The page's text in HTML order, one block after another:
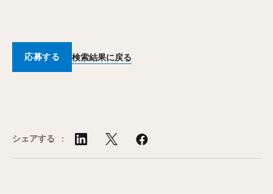
応募する 検索結果に戻る
シェアする :